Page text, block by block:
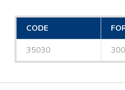
CODE
35030